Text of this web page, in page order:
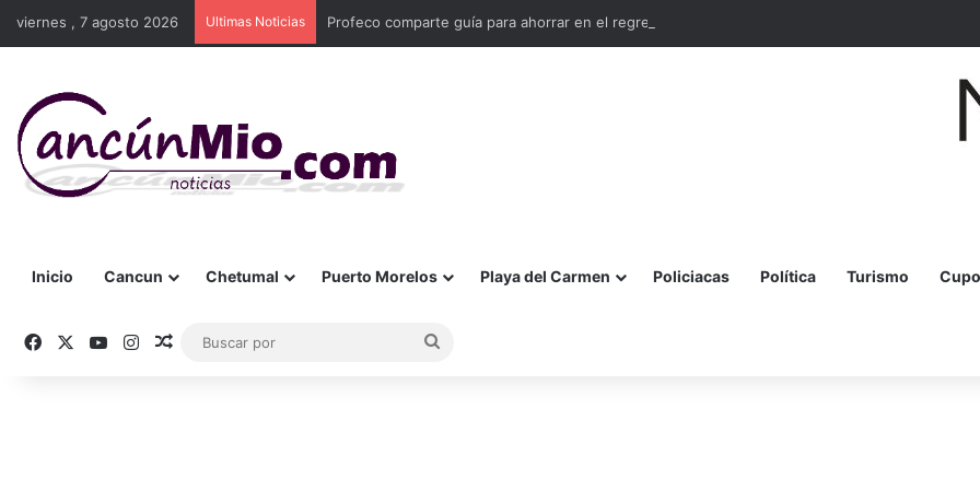
viernes , 7 agosto 2026 Ultimas Noticias Profeco comparte guía para ahorrar en el regreso a clases 2026
Inicio Cancun Chetumal Puerto Morelos Playa del Carmen Policiacas Política Turismo
Facebook YouTubeInstagramPublicación al azar